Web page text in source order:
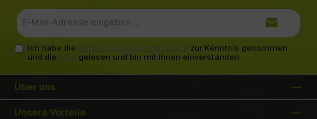
Mail-
Ich habe die Datenschutzbestimmungen zur Kenntnis genommen
und die AGB gelesen und bin mit ihnen einverstanden.
Über uns
Unsere Vorteile